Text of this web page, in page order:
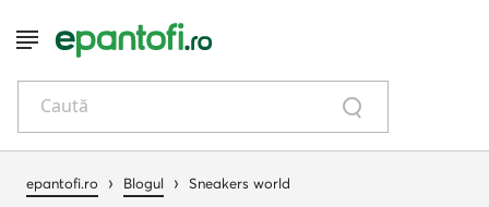
Caută
epantofi.ro › Blogul › Sneakers world